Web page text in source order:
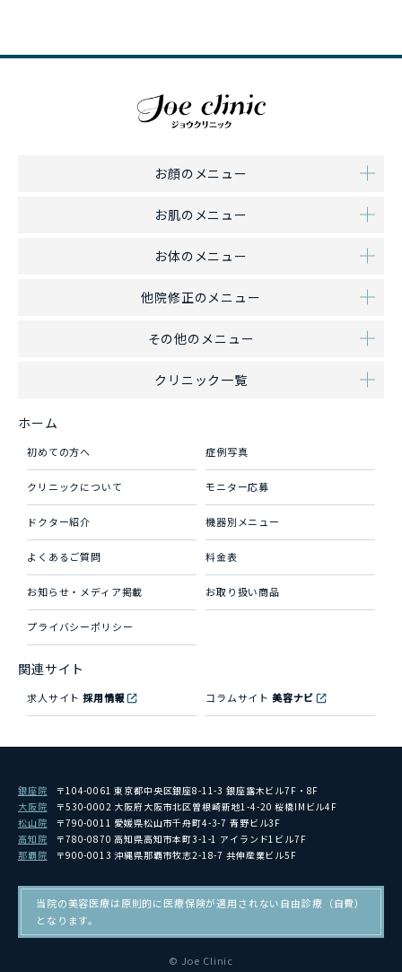
お顔のメニュー
お肌のメニュー
お体のメニュー
他院修正のメニュー
その他のメニュー
クリニック一覧
ホーム
初めての方へ 症例写真
クリニックについて モニター応募
ドクター紹介 機器別メニュー
よくあるご質問 料金表
お知らせ・メディア掲載 お取り扱い商品
プライバシーポリシー
関連サイト
求人サイト採用情報 コラムサイト 美容ナビ
銀座院
〒104-0061 東京都中央区銀座8-11-3 銀座露木ビル7F・8F
大阪院
〒530-0002 大阪府大阪市北区曽根崎新地1-4-20 桜橋IMビル4F
松山院
〒790-0011 愛媛県松山市千舟町4-3-7 青野ビル3F
高知院
〒780-0870 高知県高知市本町3-1-1 アイランド1ビル7F
那覇院
〒900-0013 沖縄県那覇市牧志2-18-7 共伸産業ビル5F
当院の美容医療は原則的に医療保険が適用されない自由診療（自費）
となります。
© Joe Clinic